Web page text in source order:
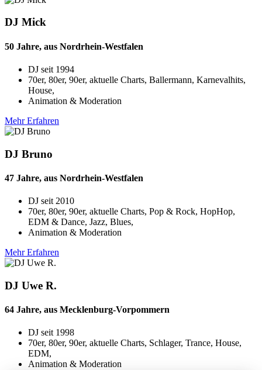
DJ Mick
50 Jahre, aus Nordrhein-Westfalen
DJ seit 1994
70er, 80er, 90er, aktuelle Charts, Ballermann, Karnevalhits,
House,
Animation & Moderation
Mehr Erfahren
DJ Bruno
47 Jahre, aus Nordrhein-Westfalen
DJ seit 2010
70er, 80er, 90er, aktuelle Charts, Pop & Rock, HopHop,
EDM & Dance, Jazz, Blues,
Animation & Moderation
Mehr Erfahren
DJ Uwe R.
64 Jahre, aus Mecklenburg-Vorpommern
DJ seit 1998
70er, 80er, 90er, aktuelle Charts, Schlager, Trance, House,
EDM,
Animation & Moderation